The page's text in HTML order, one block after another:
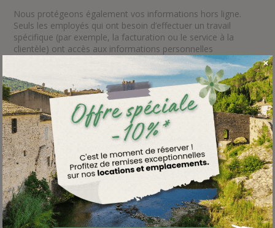
Nous protégeons également vos informations hors ligne.
Seuls les employés qui ont besoin d’effectuer un travail
spécifique (par exemple, la facturation ou le service à la
clientèle) ont accès aux informations personnelles
identifiables. Les ordinateurs et serveurs utilisés pour stocker
des informations personnelles identifiables sont conservés
dans un environnement sécurisé.
Informations relatives aux
cookies sur notre site
L’informations détaillée des cookies et leurs gestions sur le
site sont disponibles ici :Politique de cookies (EU)
Droit d’accès, de